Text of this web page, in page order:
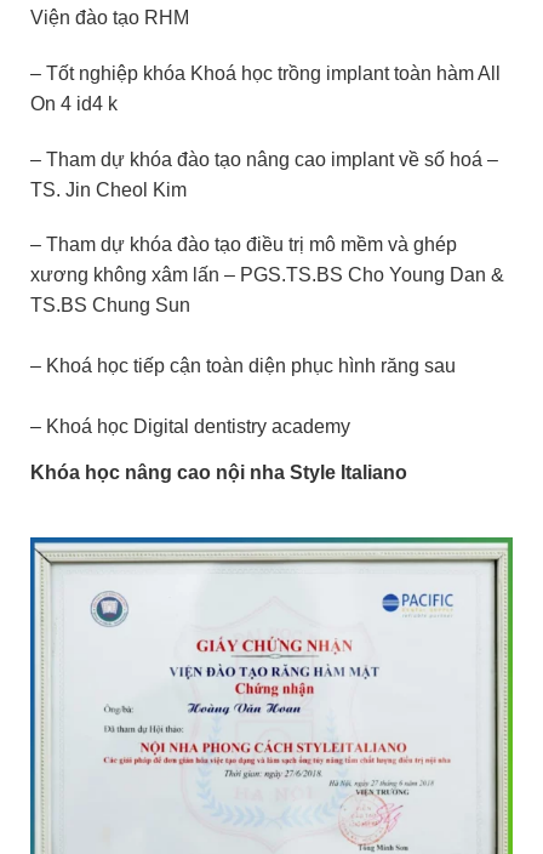
Viện đào tạo RHM
– Tốt nghiệp khóa Khoá học trồng implant toàn hàm All
On 4 id4 k
– Tham dự khóa đào tạo nâng cao implant về số hoá –
TS. Jin Cheol Kim
– Tham dự khóa đào tạo điều trị mô mềm và ghép
xương không xâm lấn – PGS.TS.BS Cho Young Dan &
TS.BS Chung Sun
– Khoá học tiếp cận toàn diện phục hình răng sau
– Khoá học Digital dentistry academy
Khóa học nâng cao nội nha Style Italiano